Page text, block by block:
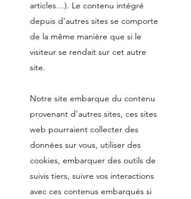
articles…). Le contenu intégré
depuis d’autres sites se comporte
de la même manière que si le
visiteur se rendait sur cet autre
site.
Notre site embarque du contenu
provenant d'autres sites, ces sites
web pourraient collecter des
données sur vous, utiliser des
cookies, embarquer des outils de
suivis tiers, suivre vos interactions
avec ces contenus embarqués si